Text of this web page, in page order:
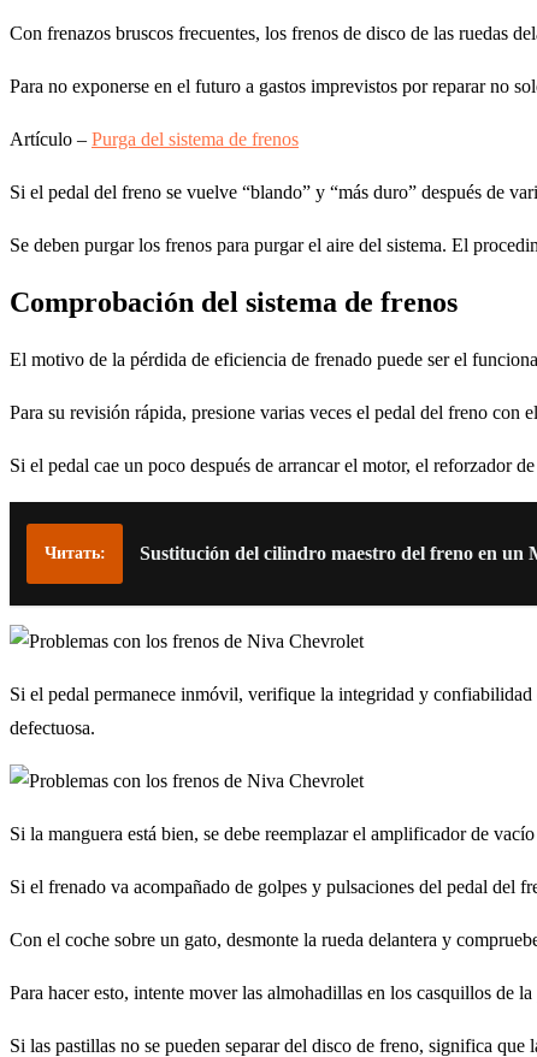
Con frenazos bruscos frecuentes, los frenos de disco de las ruedas
Para no exponerse en el futuro a gastos imprevistos por reparar no
Artículo – Purga del sistema de frenos
Si el pedal del freno se vuelve “blando” y “más duro” después de
Se deben purgar los frenos para purgar el aire del sistema. El
Comprobación del sistema de frenos
El motivo de la pérdida de eficiencia de frenado puede ser el
Para su revisión rápida, presione varias veces el pedal del freno
Si el pedal cae un poco después de arrancar el motor, el reforzador
Читать: Sustitución del cilindro maestro del freno en un
Si el pedal permanece inmóvil, verifique la integridad y
defectuosa.
Si la manguera está bien, se debe reemplazar el amplificador de vacío
Si el frenado va acompañado de golpes y pulsaciones del pedal del
Con el coche sobre un gato, desmonte la rueda delantera y
Para hacer esto, intente mover las almohadillas en los casquillos de
Si las pastillas no se pueden separar del disco de freno, significa